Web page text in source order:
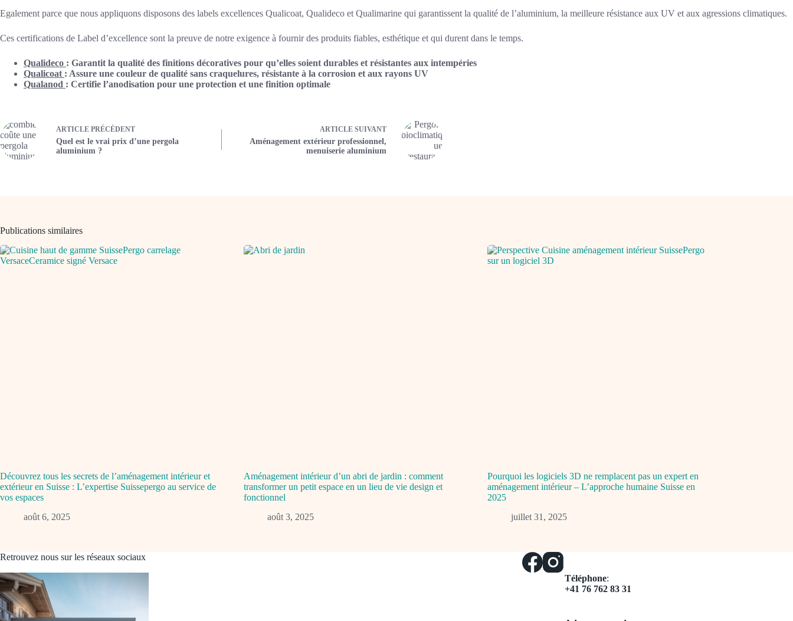
Egalement parce que nous appliquons disposons des labels excellences Qualicoat, Qualideco et Qualimarine qui garantissent la qualité de l’aluminium, la meilleure résistance aux UV et aux agressions climatiques.
Ces certifications de Label d’excellence sont la preuve de notre exigence à fournir des produits fiables, esthétique et qui durent dans le temps.
Qualideco : Garantit la qualité des finitions décoratives pour qu’elles soient durables et résistantes aux intempéries
Qualicoat : Assure une couleur de qualité sans craquelures, résistante à la corrosion et aux rayons UV
Qualanod : Certifie l’anodisation pour une protection et une finition optimale
ARTICLE PRÉCÉDENT
Quel est le vrai prix d’une pergola
aluminium ?
ARTICLE SUIVANT
Aménagement extérieur professionnel,
menuiserie aluminium
Publications similaires
Découvrez tous les secrets de l’aménagement intérieur et
extérieur en Suisse : L’expertise Suissepergo au service de
vos espaces
août 6, 2025
Aménagement intérieur d’un abri de jardin : comment
transformer un petit espace en un lieu de vie design et
fonctionnel
août 3, 2025
Pourquoi les logiciels 3D ne remplacent pas un expert en
aménagement intérieur – L’approche humaine Suisse en
2025
juillet 31, 2025
Retrouvez nous sur les réseaux sociaux
Téléphone:
+41 76 762 83 31